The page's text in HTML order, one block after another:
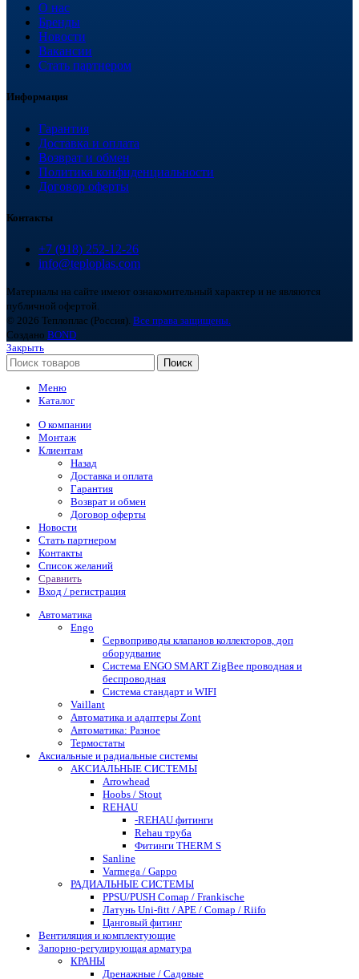
О нас
Бренды
Новости
Вакансии
Стать партнером
Информация
Гарантия
Доставка и оплата
Возврат и обмен
Политика конфиденциальности
Договор оферты
Контакты
+7 (918) 252-12-26
info@teploplas.com
Материалы на сайте имеют ознакомительный характер и не являются
публичной офертой.
© 2026 Теплоплас (Россия). Все права защищены.
Создано BOND
Закрыть
Поиск
Меню
Каталог
О компании
Монтаж
Клиентам
Назад
Доставка и оплата
Гарантия
Возврат и обмен
Договор оферты
Новости
Стать партнером
Контакты
Список желаний
Сравнить
Вход / регистрация
Автоматика
Engo
Сервоприводы клапанов коллекторов, доп
оборудвание
Система ENGO SMART ZigBee проводная и
беспроводная
Система стандарт и WIFI
Vaillant
Автоматика и адаптеры Zont
Автоматика: Разное
Термостаты
Аксиальные и радиальные системы
АКСИАЛЬНЫЕ СИСТЕМЫ
Arrowhead
Hoobs / Stout
REHAU
-REHAU фитинги
Rehau труба
Фитинги THERM S
Sanline
Varmega / Gappo
РАДИАЛЬНЫЕ СИСТЕМЫ
PPSU/PUSH Comap / Frankische
Латунь Uni-fitt / APE / Comap / Riifo
Цанговый фитинг
Вентиляция и комплектующие
Запорно-регулирующая арматура
КРАНЫ
Дренажные / Садовые